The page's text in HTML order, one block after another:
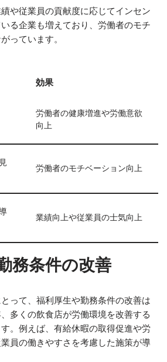
や従業員の貢献度に応じてインセン
る企業も増えており、労働者のモチ
っています。
効果
労働者の健康増進や労働意欲
向上
労働者のモチベーション向上
業績向上や従業員の士気向上
務条件の改善
って、福利厚生や勤務条件の改善は
多くの飲食店が労働環境を改善する
。例えば、有給休暇の取得促進や労
員の働きやすさを考慮した施策が導